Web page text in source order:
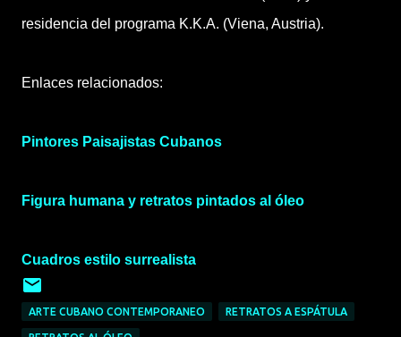
residencia del programa K.K.A. (Viena, Austria).
Enlaces relacionados:
Pintores Paisajistas Cubanos
Figura humana y retratos pintados al óleo
Cuadros estilo surrealista
ARTE CUBANO CONTEMPORANEO RETRATOS A ESPÁTULA